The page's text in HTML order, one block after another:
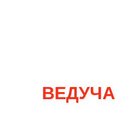
ВЕДУЧА